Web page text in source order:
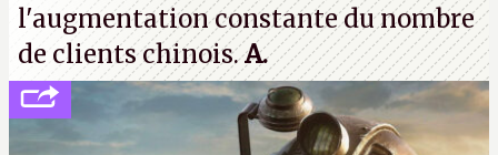
l'augmentation constante du nombre
de clients chinois.A.